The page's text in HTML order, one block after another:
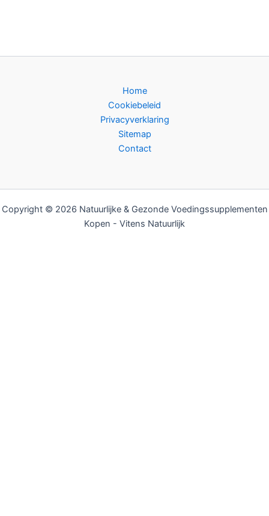
Home
Cookiebeleid
Privacyverklaring
Sitemap
Contact
Copyright © 2026 Natuurlijke & Gezonde Voedingssupplementen
Kopen - Vitens Natuurlijk